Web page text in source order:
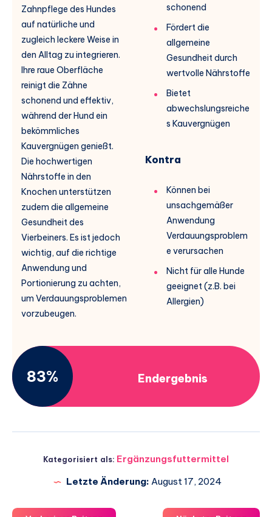
Zahnpflege des Hundes
auf natürliche und
zugleich leckere Weise in
den Alltag zu integrieren.
Ihre raue Oberfläche
reinigt die Zähne
schonend und effektiv,
während der Hund ein
bekömmliches
Kauvergnügen genießt.
Die hochwertigen
Nährstoffe in den
Knochen unterstützen
zudem die allgemeine
Gesundheit des
Vierbeiners. Es ist jedoch
wichtig, auf die richtige
Anwendung und
Portionierung zu achten,
um Verdauungsproblemen
vorzubeugen.
schonend
Fördert die
allgemeine
Gesundheit durch
wertvolle Nährstoffe
Bietet
abwechslungsreiche
s Kauvergnügen
Kontra
Können bei
unsachgemäßer
Anwendung
Verdauungsproblem
e verursachen
Nicht für alle Hunde
geeignet (z.B. bei
Allergien)
83% Endergebnis
Kategorisiert als: Ergänzungsfuttermittel
Letzte Änderung: August 17, 2024